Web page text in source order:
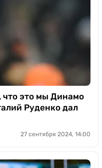
что это мы Динамо
Руденко дал
27 сентября 2024, 14:00